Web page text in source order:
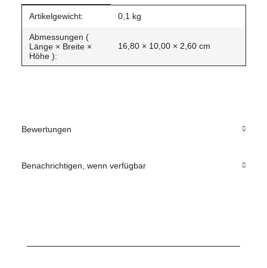
Produkteigenschaft
Wert
Artikelgewicht: 0,1 kg
Abmessungen (
Länge × Breite ×
Höhe ):
16,80 × 10,00 × 2,60 cm
Bewertungen
Benachrichtigen, wenn verfügbar